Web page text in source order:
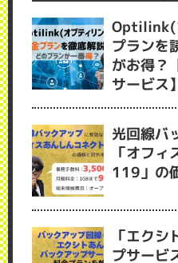
Optilink(
プランを
がお得？
サービス】
光回線バ
「オフ
119」の
「エク
プサービ